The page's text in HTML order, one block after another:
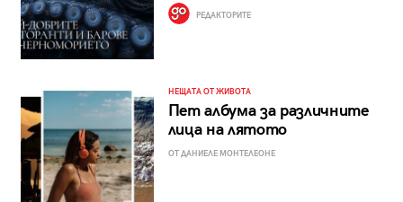
РЕДАКТОРИТЕ
НЕЩАТА ОТ ЖИВОТА
Пет албума за различните
лица на лятото
ОТ ДАНИЕЛЕ МОНТЕЛЕОНЕ